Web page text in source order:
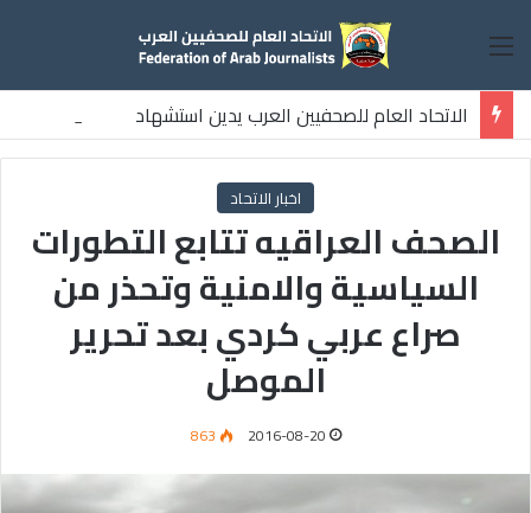
القائمة
الاتحاد العام للصحفيين العرب يدين استشهاد
ثلاثة صحفيين فلسطينيين باستهداف إسرائيلي وسط قطاع غزة
اخبار الاتحاد
الصحف العراقيه تتابع التطورات
السياسية والامنية وتحذر من
صراع عربي كردي بعد تحرير
الموصل
2016-08-20
863